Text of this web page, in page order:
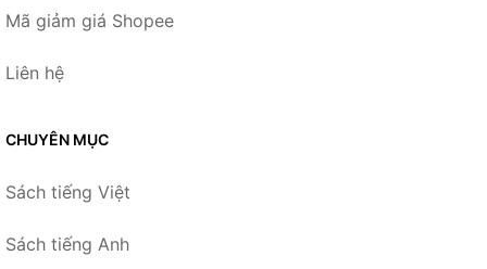
Mã giảm giá Shopee
Liên hệ
CHUYÊN MỤC
Sách tiếng Việt
Sách tiếng Anh